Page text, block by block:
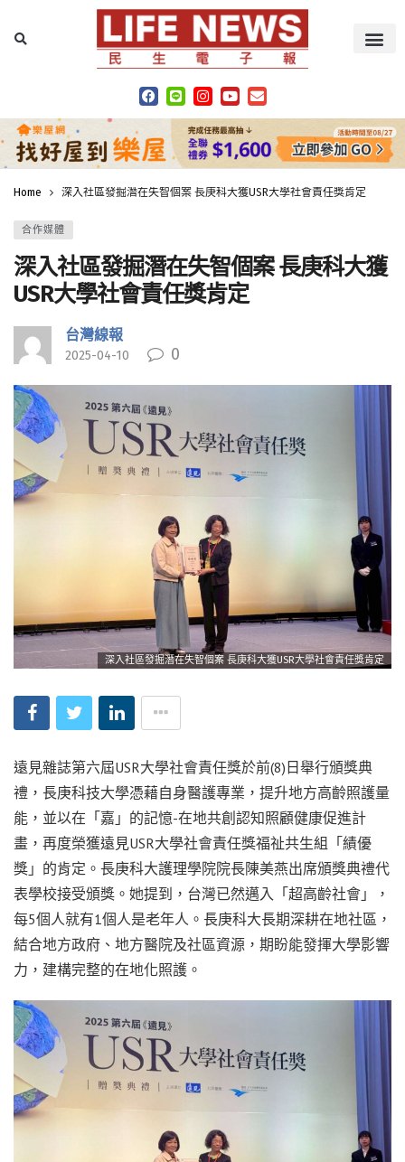
Home 深入社區發掘潛在失智個案 長庚科大獲USR大學社會責任獎肯定
合作媒體
深入社區發掘潛在失智個案 長庚科大獲
USR大學社會責任獎肯定
台灣線報
2025-04-10 0
深入社區發掘潛在失智個案 長庚科大獲USR大學社會責任獎肯定
遠見雜誌第六屆USR大學社會責任獎於前(8)日舉行頒獎典
禮，長庚科技大學憑藉自身醫護專業，提升地方高齡照護量
能，並以在「嘉」的記憶-在地共創認知照顧健康促進計
畫，再度榮獲遠見USR大學社會責任獎福祉共生組「績優
獎」的肯定。長庚科大護理學院院長陳美燕出席頒獎典禮代
表學校接受頒獎。她提到，台灣已然邁入「超高齡社會」，
每5個人就有1個人是老年人。長庚科大長期深耕在地社區，
結合地方政府、地方醫院及社區資源，期盼能發揮大學影響
力，建構完整的在地化照護。